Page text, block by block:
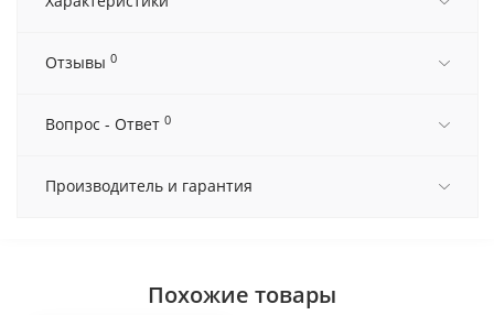
Отзывы 0
Вопрос - Ответ 0
Производитель и гарантия
Похожие товары